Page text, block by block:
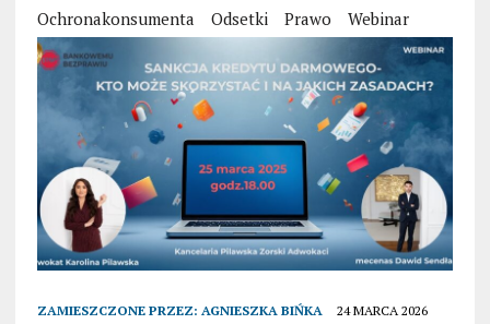
Ochronakonsumenta
Odsetki Prawo Webinar
ZAMIESZCZONE PRZEZ: AGNIESZKA BIŃKA 24 MARCA 2026